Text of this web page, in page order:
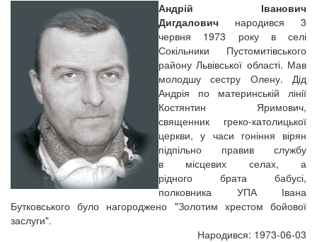
Андрій Іванович
Дигдалович народився 3
червня 1973 року в селі
Сокільники Пустомитівського
району Львівської області. Мав
молодшу сестру Олену. Дід
Андрія по материнській лінії
Костянтин Яримович,
священник греко-католицької
церкви, у часи гоніння вірян
підпільно правив службу
в місцевих селах, а
рідного брата бабусі,
полковника УПА Івана
Бутковського було нагороджено "Золотим хрестом бойової
заслуги".
Народився: 1973-06-03